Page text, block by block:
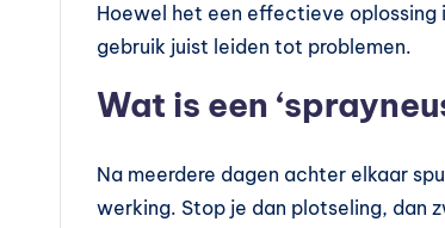
Hoewel het een effectieve oplossing
gebruik juist leiden tot problemen.
Wat is een
Na meerdere dagen achter elkaar
werking. Stop je dan plotseling, dan